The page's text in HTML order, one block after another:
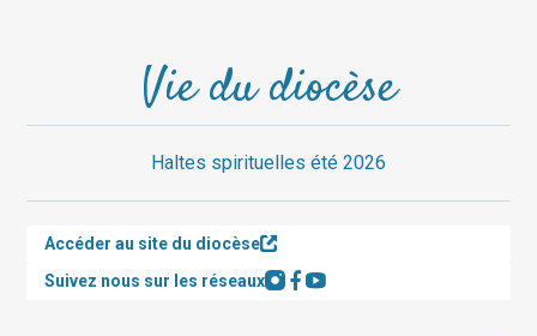
Vie du diocèse
Haltes spirituelles été 2026
Accéder au site du diocèse
Suivez nous sur les réseaux